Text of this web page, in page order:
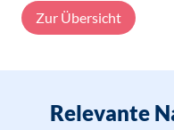
Zur Übersicht
Relevante